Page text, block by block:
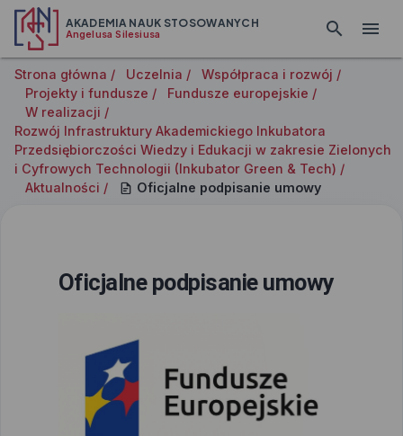
AKADEMIA NAUK STOSOWANYCH
Angelusa Silesiusa
Strona główna / Uczelnia /
Współpraca i rozwój /
Projekty i fundusze /
Fundusze europejskie /
W realizacji /
Rozwój Infrastruktury Akademickiego Inkubatora
Przedsiębiorczości Wiedzy i Edukacji w zakresie Zielonych
i Cyfrowych Technologii (Inkubator Green & Tech) /
Aktualności /
Oficjalne podpisanie umowy
Oficjalne podpisanie umowy